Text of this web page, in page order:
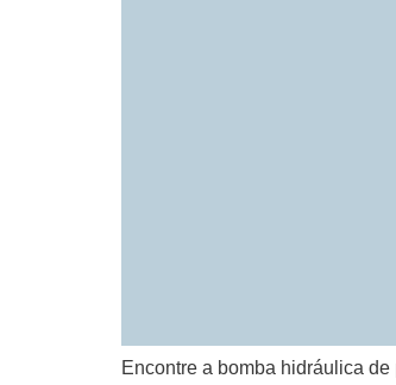
Encontre a bomba hidráulica